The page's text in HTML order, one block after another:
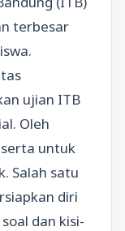
terbesar
ujian ITB
Oleh
untuk
Salah satu
diri
dan kisi-